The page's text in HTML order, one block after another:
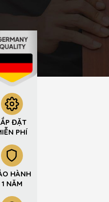
ĐẶT
PHÍ
HÀNH
1 NĂM